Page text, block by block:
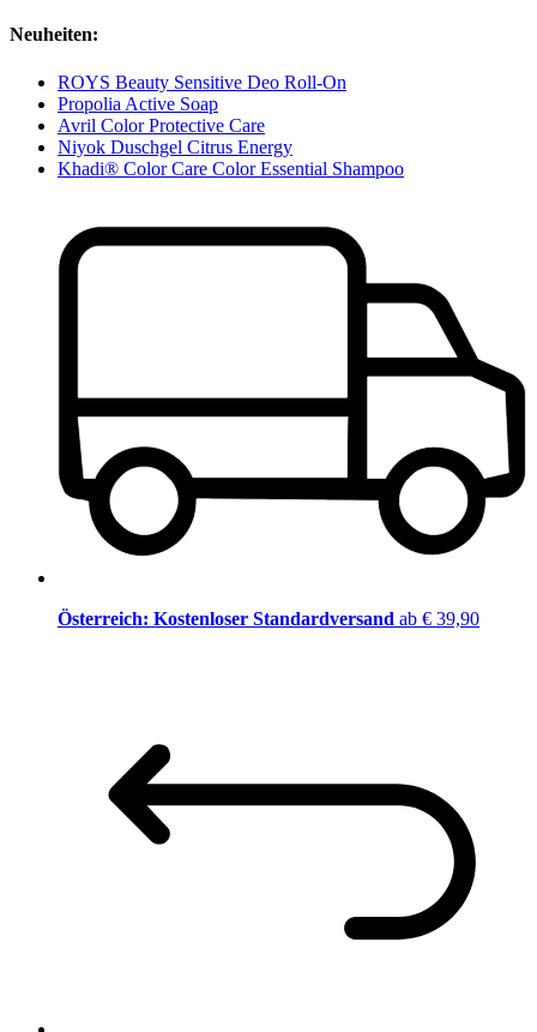
Neuheiten:
ROYS Beauty Sensitive Deo Roll-On
Propolia Active Soap
Avril Color Protective Care
Niyok Duschgel Citrus Energy
Khadi® Color Care Color Essential Shampoo
Österreich: Kostenloser Standardversand ab € 39,90